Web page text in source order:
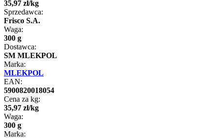
35,97 zł/kg
Sprzedawca:
Frisco S.A.
Waga:
300 g
Dostawca:
SM MLEKPOL
Marka:
MLEKPOL
EAN:
5900820018054
Cena za kg:
35,97 zł/kg
Waga:
300 g
Marka: